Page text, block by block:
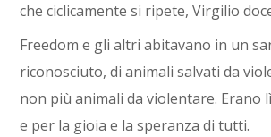
che ciclicamente si ripete, Virgilio
Freedom e gli altri abitavano in un
riconosciuto, di animali salvati da
non più animali da violentare. Erano
e per la gioia e la speranza di tutti.